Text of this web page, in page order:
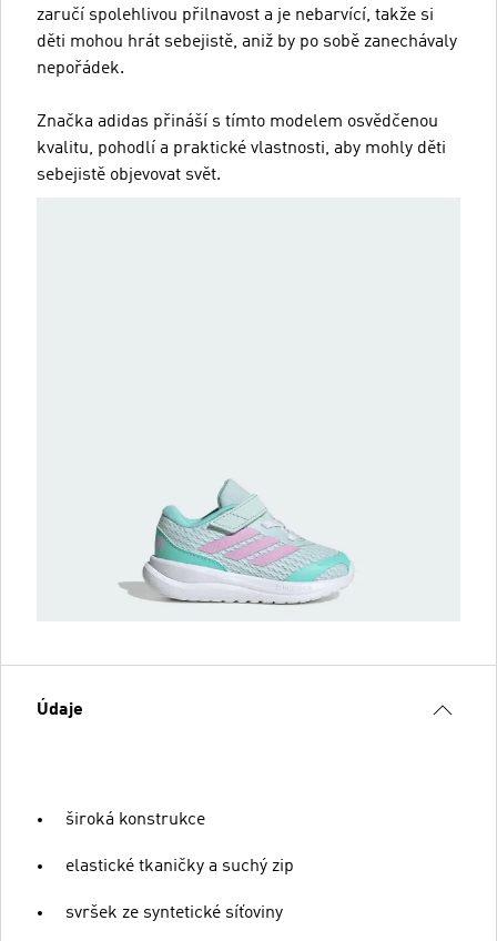
zaručí spolehlivou přilnavost a je nebarvící, takže si
děti mohou hrát sebejistě, aniž by po sobě zanechávaly
nepořádek.
Značka adidas přináší s tímto modelem osvědčenou
kvalitu, pohodlí a praktické vlastnosti, aby mohly děti
sebejistě objevovat svět.
Údaje
široká konstrukce
elastické tkaničky a suchý zip
svršek ze syntetické síťoviny